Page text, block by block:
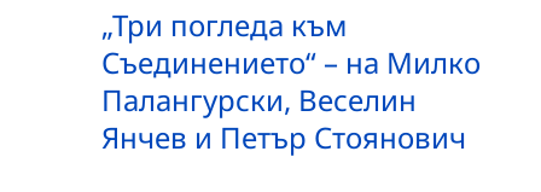
„Три погледа към
Съединението“ – на Милко
Палангурски, Веселин
Янчев и Петър Стоянович